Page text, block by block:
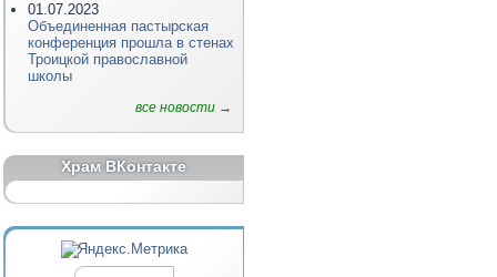
01.07.2023
Объединенная пастырская
конференция прошла в стенах
Троицкой православной
школы
все новости →
Храм ВКонтакте